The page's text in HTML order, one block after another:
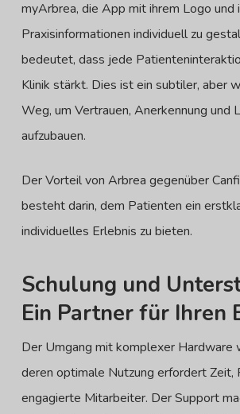
myArbrea, die App mit ihrem Logo und
Praxisinformationen individuell zu
bedeutet, dass jede
Klinik stärkt. Dies ist ein subtiler, aber
Weg, um Vertrauen, Anerkennung und
aufzubauen.
Der Vorteil von Arbrea gegenüber
besteht darin, dem Patienten ein
individuelles Erlebnis zu bieten.
Schulung und
Ein Partner für Ihren
Der Umgang mit komplexer Hardware
deren optimale Nutzung erfordert Zeit,
engagierte Mitarbeiter. Der Support